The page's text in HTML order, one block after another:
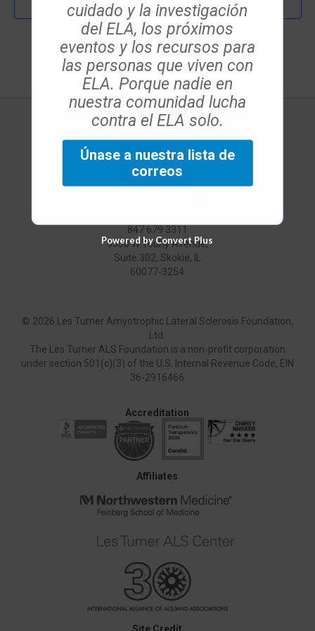
Suscribirse al calendario
847 679 3311
5550 W Touhy Avenue,
Suite 302; Skokie, IL
60077-3254
© 2026 Les Turner Amyotrophic Lateral Sclerosis Foundation,
Ltd.
The Les Turner ALS Foundation is a non-profit corporation
under section 501(c)(3) of the U.S. Internal Revenue Code, EIN
36-2916466
Accreditation
Affiliates
cuidado y la investigación
del ELA, los próximos
eventos y los recursos para
las personas que viven con
ELA. Porque nadie en
nuestra comunidad lucha
contra el ELA solo.
Únase a nuestra lista de
correos
Powered by Convert Plus